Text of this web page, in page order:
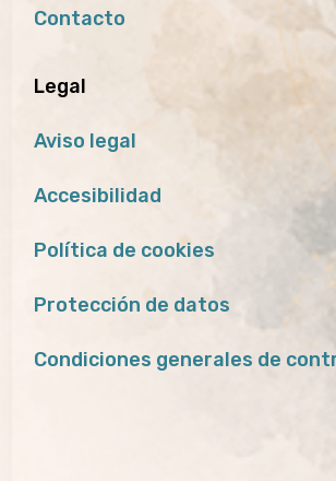
Contacto
Legal
Aviso legal
Accesibilidad
Política de cookies
Protección de datos
Condiciones generales de